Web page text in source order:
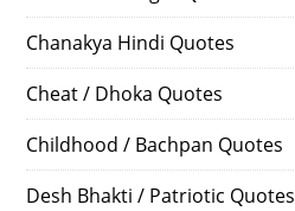
Chanakya Hindi Quotes
Cheat / Dhoka Quotes
Childhood / Bachpan Quotes
Desh Bhakti / Patriotic Quotes